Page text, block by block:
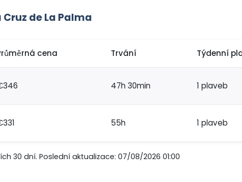
de La Palma
cena Trvání Týdenní
47h 30min 1 plaveb
55h 1 plaveb
30 dní. Poslední aktualizace: 07/08/2026 01:00